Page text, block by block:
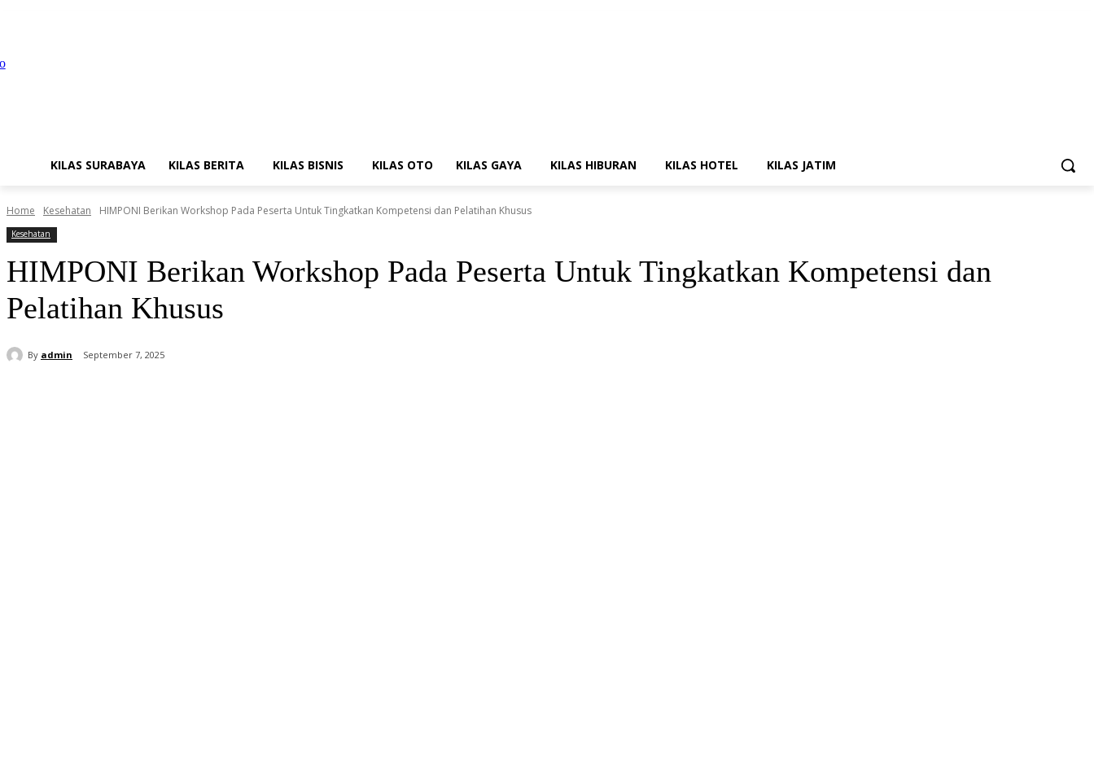
KILAS SURABAYA KILAS BERITA KILAS BISNIS KILAS OTO KILAS GAYA KILAS HIBURAN KILAS HOTEL KILAS JATIM
Home Kesehatan HIMPONI Berikan Workshop Pada Peserta Untuk Tingkatkan Kompetensi dan Pelatihan Khusus
Kesehatan
HIMPONI Berikan Workshop Pada Peserta Untuk Tingkatkan Kompetensi dan
Pelatihan Khusus
By admin September 7, 2025